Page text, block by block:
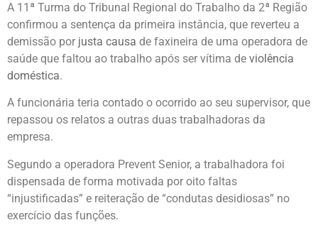
A 11ª Turma do Tribunal Regional do Trabalho da 2ª Região
confirmou a sentença da primeira instância, que reverteu a
demissão por justa causa de faxineira de uma operadora de
saúde que faltou ao trabalho após ser vítima de violência
doméstica.
A funcionária teria contado o ocorrido ao seu supervisor, que
repassou os relatos a outras duas trabalhadoras da
empresa.
Segundo a operadora Prevent Senior, a trabalhadora foi
dispensada de forma motivada por oito faltas
“injustificadas” e reiteração de “condutas desidiosas” no
exercício das funções.